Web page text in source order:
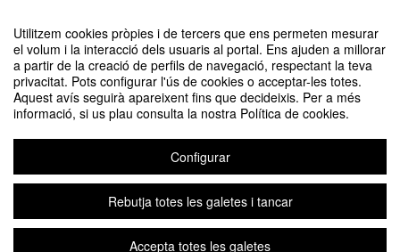
Utilitzem cookies pròpies i de tercers que ens permeten mesurar
el volum i la interacció dels usuaris al portal. Ens ajuden a millorar
a partir de la creació de perfils de navegació, respectant la teva
privacitat. Pots configurar l'ús de cookies o acceptar-les totes.
Aquest avís seguirà apareixent fins que decideixis. Per a més
informació, si us plau consulta la nostra Política de cookies.
Configurar
Rebutja totes les galetes i tancar
Accepta totes les galetes
Contacte
3es Trobades Audiovisuals - Sessió 9
Organitzat per Departament de Comunicació